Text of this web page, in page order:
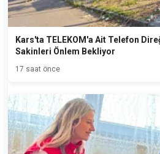
Kars'ta TELEKOM'a Ait Telefon
Sakinleri Önlem Bekliyor
17 saat önce